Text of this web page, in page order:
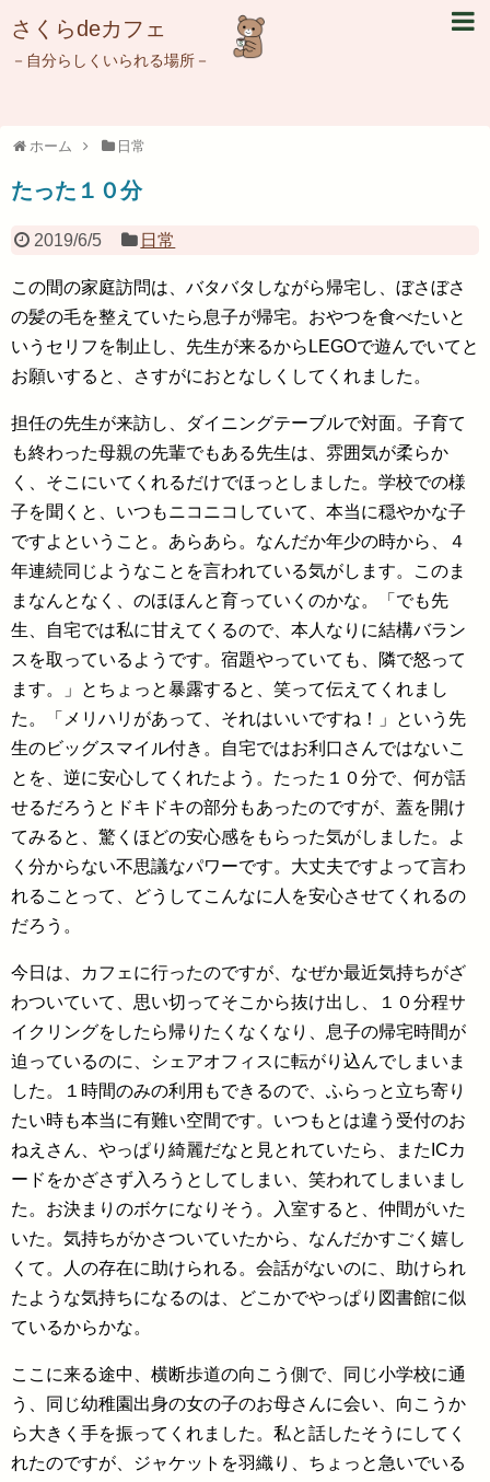
さくらdeカフェ
－自分らしくいられる場所－
ホーム 日常
たった１０分
2019/6/5 日常
この間の家庭訪問は、バタバタしながら帰宅し、ぼさぼさ
の髪の毛を整えていたら息子が帰宅。おやつを食べたいと
いうセリフを制止し、先生が来るからLEGOで遊んでいてと
お願いすると、さすがにおとなしくしてくれました。
担任の先生が来訪し、ダイニングテーブルで対面。子育て
も終わった母親の先輩でもある先生は、雰囲気が柔らか
く、そこにいてくれるだけでほっとしました。学校での様
子を聞くと、いつもニコニコしていて、本当に穏やかな子
ですよということ。あらあら。なんだか年少の時から、４
年連続同じようなことを言われている気がします。このま
まなんとなく、のほほんと育っていくのかな。「でも先
生、自宅では私に甘えてくるので、本人なりに結構バラン
スを取っているようです。宿題やっていても、隣で怒って
ます。」とちょっと暴露すると、笑って伝えてくれまし
た。「メリハリがあって、それはいいですね！」という先
生のビッグスマイル付き。自宅ではお利口さんではないこ
とを、逆に安心してくれたよう。たった１０分で、何が話
せるだろうとドキドキの部分もあったのですが、蓋を開け
てみると、驚くほどの安心感をもらった気がしました。よ
く分からない不思議なパワーです。大丈夫ですよって言わ
れることって、どうしてこんなに人を安心させてくれるの
だろう。
今日は、カフェに行ったのですが、なぜか最近気持ちがざ
わついていて、思い切ってそこから抜け出し、１０分程サ
イクリングをしたら帰りたくなくなり、息子の帰宅時間が
迫っているのに、シェアオフィスに転がり込んでしまいま
した。１時間のみの利用もできるので、ふらっと立ち寄り
たい時も本当に有難い空間です。いつもとは違う受付のお
ねえさん、やっぱり綺麗だなと見とれていたら、またICカ
ードをかざさず入ろうとしてしまい、笑われてしまいまし
た。お決まりのボケになりそう。入室すると、仲間がいた
いた。気持ちがかさついていたから、なんだかすごく嬉し
くて。人の存在に助けられる。会話がないのに、助けられ
たような気持ちになるのは、どこかでやっぱり図書館に似
ているからかな。
ここに来る途中、横断歩道の向こう側で、同じ小学校に通
う、同じ幼稚園出身の女の子のお母さんに会い、向こうか
ら大きく手を振ってくれました。私と話したそうにしてく
れたのですが、ジャケットを羽織り、ちょっと急いでいる